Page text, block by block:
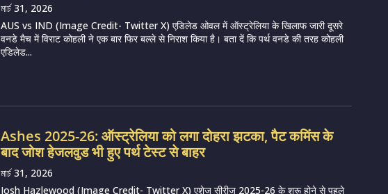
মার্চ 31, 2026
AUS vs IND (Image Credit- Twitter X) एडिलेड ओवल में ऑस्ट्रेलिया के खिलाफ जारी दूसरे
वनडे मैच में विराट कोहली ने एक बार फिर बल्ले से निराश किया है। बता दें कि पर्थ वनडे की तरह कोहली
एडिलेड...
Ashes 2025-26: ऑस्ट्रेलिया को लगा दोहरा झटका, पैट कमिंस के
बाद जोश हेजलवुड भी हुए पर्थ टेस्ट से बाहर
মার্চ 31, 2026
Josh Hazlewood (Image Credit- Twitter X) एशेज सीरीज 2025-26 के शुरू होने से पहले